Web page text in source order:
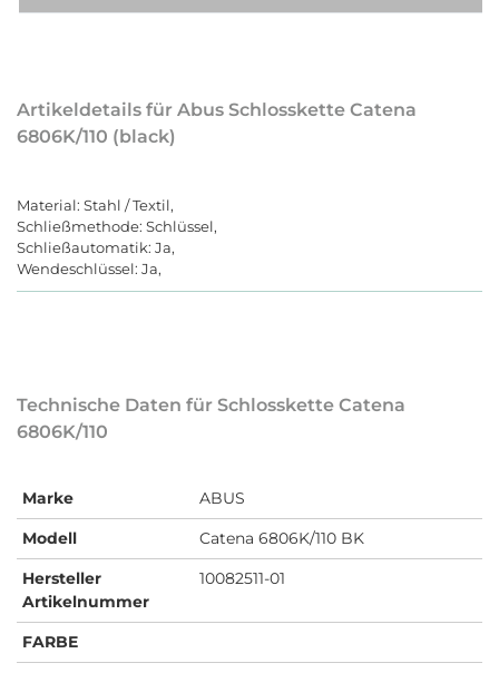
Artikeldetails für Abus Schlosskette Catena
6806K/110 (black)
Material: Stahl / Textil,
Schließmethode: Schlüssel,
Schließautomatik: Ja,
Wendeschlüssel: Ja,
Technische Daten für Schlosskette Catena
6806K/110
Marke
ABUS
Modell
Catena 6806K/110 BK
Hersteller
Artikelnummer
10082511-01
FARBE